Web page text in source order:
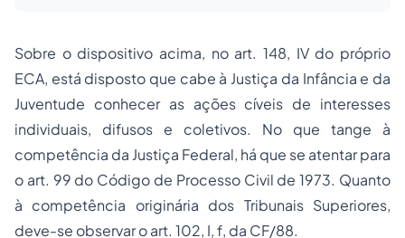
Sobre o dispositivo acima, no art. 148, IV do próprio
ECA, está disposto que cabe à Justiça da Infância e da
Juventude conhecer as ações cíveis de interesses
individuais, difusos e coletivos. No que tange à
competência da Justiça Federal, há que se atentar para
o art. 99 do Código de Processo Civil de 1973. Quanto
à competência originária dos Tribunais Superiores,
deve-se observar o art. 102, I, f, da CF/88.